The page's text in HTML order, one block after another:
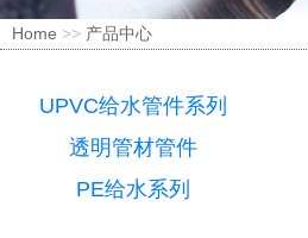
Home >> 产品中心
UPVC给水管件系列
透明管材管件
PE给水系列